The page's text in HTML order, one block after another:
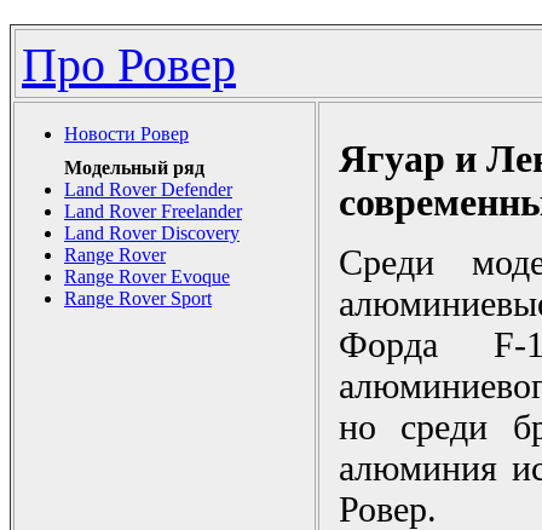
Про Ровер
Новости Ровер
Модельный ряд
Land Rover Defender
Land Rover Freelander
Land Rover Discovery
Range Rover
Range Rover Evoque
Range Rover Sport
Ягуар и
Среди
Форда
но среди
алюминия
Ровер.